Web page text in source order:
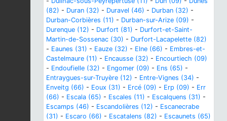
(82) - Duran (32) - Duravel (46) - Durban (32) -
Durban-Corbières (11) - Durban-sur-Arize (09) -
Durenque (12) - Durfort (81) - Durfort-et-Saint-
Martin-de-Sossenac (30) - Durfort-Lacapelette (82)
- Eaunes (31) - Eauze (32) - Elne (66) - Embres-et-
Castelmaure (11) - Encausse (32) - Encourtiech (09)
- Endoufielle (32) - Engomer (09) - Ens (65) -
Entraygues-sur-Truyère (12) - Entre-Vignes (34) -
Enveitg (66) - Eoux (31) - Ercé (09) - Erp (09) - Err
(66) - Escala (65) - Escales (11) - Escalquens (31) -
Escamps (46) - Escandolières (12) - Escanecrabe
(31) - Escaro (66) - Escatalens (82) - Escaunets (65)